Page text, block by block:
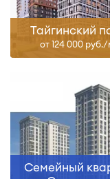
Тайгинский
от 124 000
Семейный